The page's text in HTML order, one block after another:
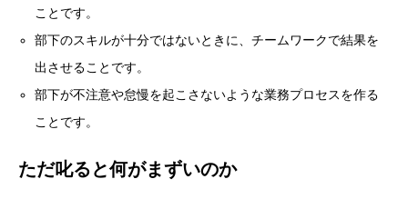
ことです。
部下のスキルが十分ではないときに、チームワークで結果を
出させることです。
部下が不注意や怠慢を起こさないような業務プロセスを作る
ことです。
ただ叱ると何がまずいのか